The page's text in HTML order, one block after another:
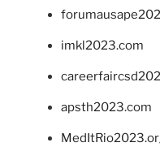
imkl2023.com
apsth2023.com